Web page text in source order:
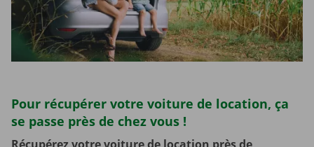
Pour récupérer votre voiture de location, ça
se passe près de chez vous !